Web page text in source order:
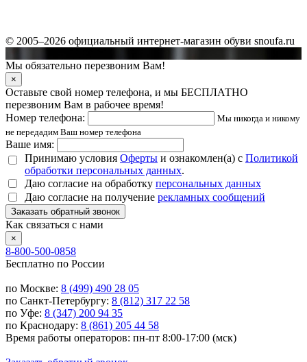
© 2005–2026 официальный интернет-магазин обуви snoufa.ru
Мы обязательно перезвоним Вам!
×
Оставьте свой номер телефона, и мы БЕСПЛАТНО
перезвоним Вам в рабочее время!
Номер телефона:
Мы никогда и никому
не передадим Ваш номер телефона
Ваше имя:
Принимаю условия Оферты и ознакомлен(а) с Политикой
обработки персональных данных.
Даю согласие на обработку персональных данных
Даю согласие на получение рекламных сообщений
Заказать обратный звонок
Как связаться с нами
×
8-800-500-0858
Бесплатно по России
по Москве: 8 (499) 490 28 05
по Санкт-Петербургу: 8 (812) 317 22 58
по Уфе: 8 (347) 200 94 35
по Краснодару: 8 (861) 205 44 58
Время работы операторов: пн-пт 8:00-17:00 (мск)